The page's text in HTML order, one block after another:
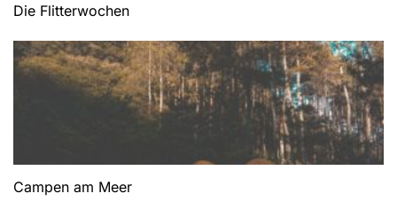
Die Flitterwochen
Campen am Meer